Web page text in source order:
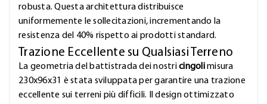
robusta. Questa architettura distribuisce
uniformemente le sollecitazioni, incrementando la
resistenza del 40% rispetto ai prodotti standard.
Trazione Eccellente su Qualsiasi Terreno
La geometria del battistrada dei nostricingolimisura
230x96x31 è stata sviluppata per garantire una trazione
eccellente sui terreni più difficili. Il design ottimizzato